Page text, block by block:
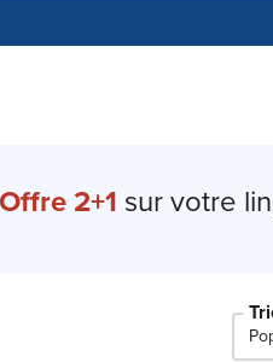
Offre 2+1 sur votre